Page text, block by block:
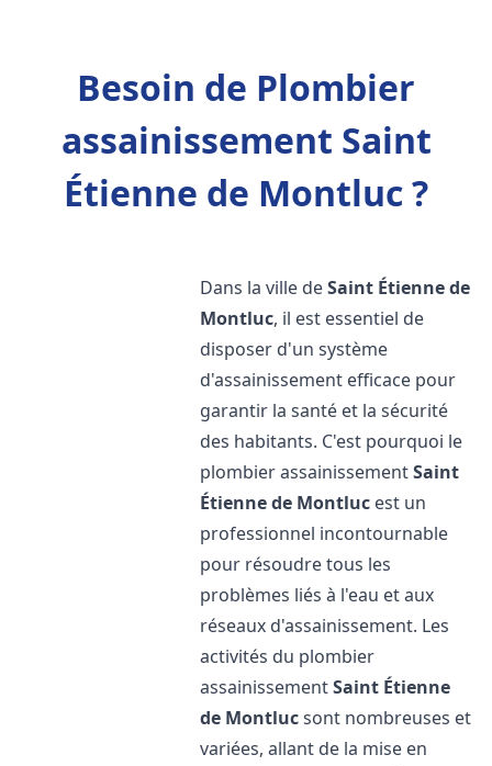
Besoin de Plombier
assainissement Saint
Étienne de Montluc ?
Dans la ville deSaint Étienne de
Montluc, il est essentiel de
disposer d'un système
d'assainissement efficace pour
garantir la santé et la sécurité
des habitants. C'est pourquoi le
plombier assainissementSaint
Étienne de Montluc est un
professionnel incontournable
pour résoudre tous les
problèmes liés à l'eau et aux
réseaux d'assainissement. Les
activités du plombier
assainissementSaint Étienne
de Montlucsont nombreuses et
variées, allant de la mise en